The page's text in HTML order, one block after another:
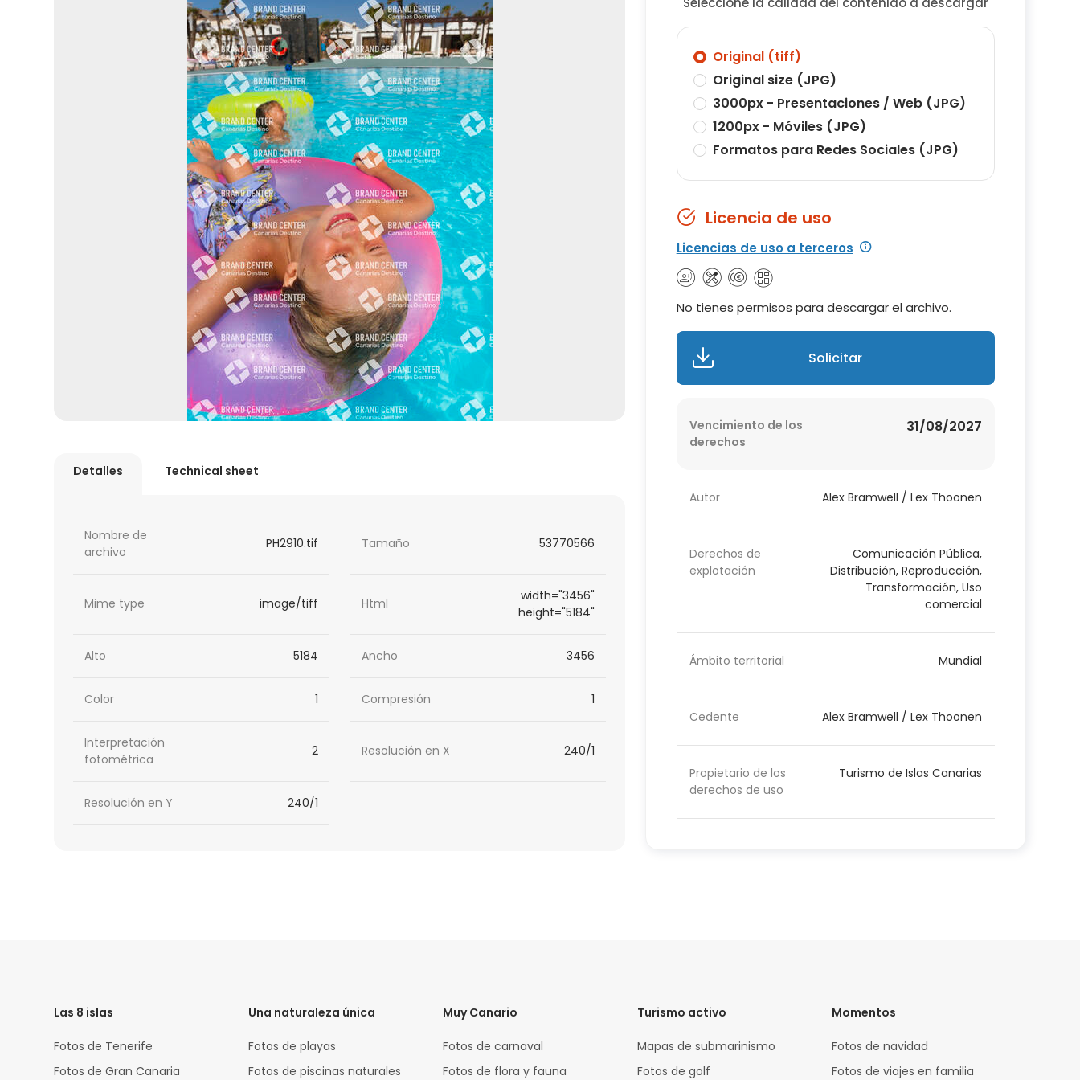
Detalles Technical sheet
Nombre de
archivo
PH2910.tif Tamaño 53770566
Mime type image/tiff Html
width="3456"
height="5184"
Alto 5184 Ancho 3456
Color 1 Compresión 1
Interpretación
fotométrica
2 Resolución en X 240/1
Resolución en Y 240/1
Original (tiff)
Original size (JPG)
3000px - Presentaciones / Web (JPG)
1200px - Móviles (JPG)
Formatos para Redes Sociales (JPG)
Licencia de uso
Licencias de uso a terceros
No tienes permisos para descargar el archivo.
Solicitar
Vencimiento de los
derechos
31/08/2027
Autor Alex Bramwell / Lex Thoonen
Derechos de
explotación
Comunicación Pública,
Distribución, Reproducción,
Transformación, Uso
comercial
Ámbito territorial Mundial
Cedente Alex Bramwell / Lex Thoonen
Propietario de los
derechos de uso
Turismo de Islas Canarias
Las 8 islas
Fotos de Tenerife
Fotos de Gran Canaria
Una naturaleza única
Fotos de playas
Fotos de piscinas naturales
Muy Canario
Fotos de carnaval
Fotos de flora y fauna
Turismo activo
Mapas de submarinismo
Fotos de golf
Momentos
Fotos de navidad
Fotos de viajes en familia